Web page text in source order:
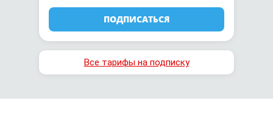
ПОДПИСАТЬСЯ
Все тарифы на подписку